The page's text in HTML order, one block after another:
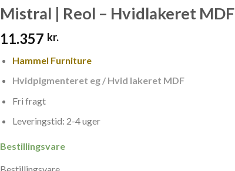
Mistral | Reol – Hvidlakeret MDF
11.357 kr.
Hammel Furniture
Hvidpigmenteret eg / Hvid lakeret MDF
Fri fragt
Leveringstid: 2-4 uger
Bestillingsvare